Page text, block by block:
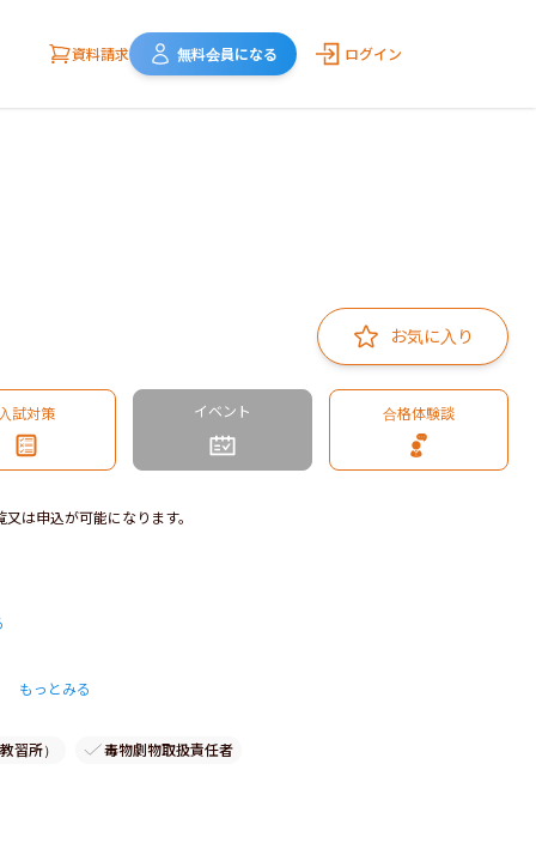
資料請求 無料会員になる ログイン
お気に入り
試対策 イベント 合格体験談
は申込が可能になります。
もっとみる
習所） 毒物劇物取扱責任者